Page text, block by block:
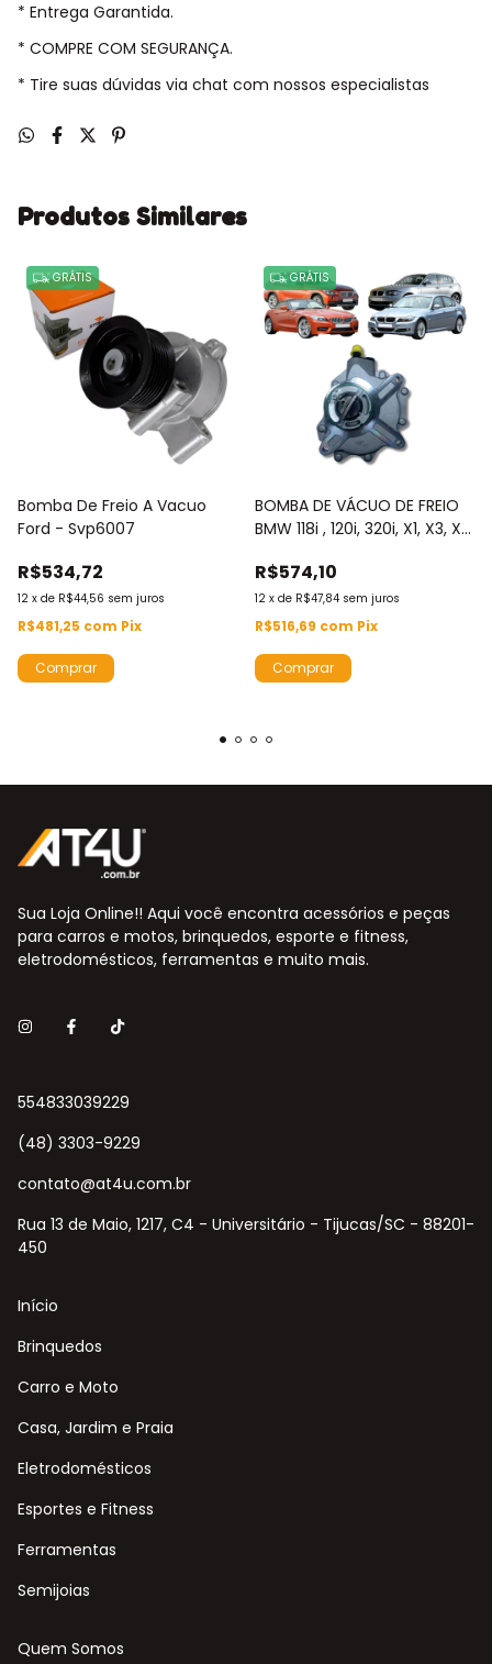
* Entrega Garantida.
* COMPRE COM SEGURANÇA.
* Tire suas dúvidas via chat com nossos especialistas
Produtos Similares
GRÁTIS
Bomba De Freio A Vacuo
Ford - Svp6007
R$534,72
12 x de R$44,56 sem juros
R$481,25 com Pix
GRÁTIS
BOMBA DE VÁCUO DE FREIO
BMW 118i , 120i, 320i, X1, X3, X3
R$574,10
12 x de R$47,84 sem juros
R$516,69 com Pix
Sua Loja Online!! Aqui você encontra acessórios e peças
para carros e motos, brinquedos, esporte e fitness,
eletrodomésticos, ferramentas e muito mais.
554833039229
(48) 3303-9229
contato@at4u.com.br
Rua 13 de Maio, 1217, C4 - Universitário - Tijucas/SC - 88201-
450
Início
Brinquedos
Carro e Moto
Casa, Jardim e Praia
Eletrodomésticos
Esportes e Fitness
Ferramentas
Semijoias
Quem Somos